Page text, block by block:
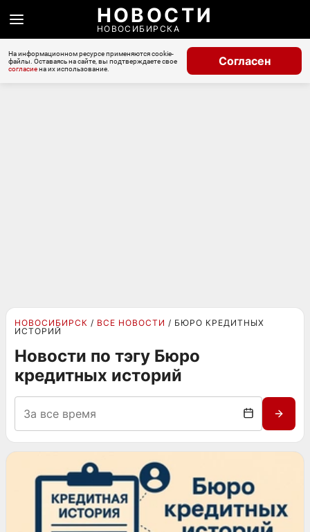
НОВОСТИ
НОВОСИБИРСКА
На информационном ресурсе применяются cookie-
файлы. Оставаясь на сайте, вы подтверждаете свое
согласиена их использование.
Согласен
НОВОСИБИРСК ВСЕ НОВОСТИ
БЮРО КРЕДИТНЫХ
ИСТОРИЙ
Новости по тэгу Бюро
кредитных историй